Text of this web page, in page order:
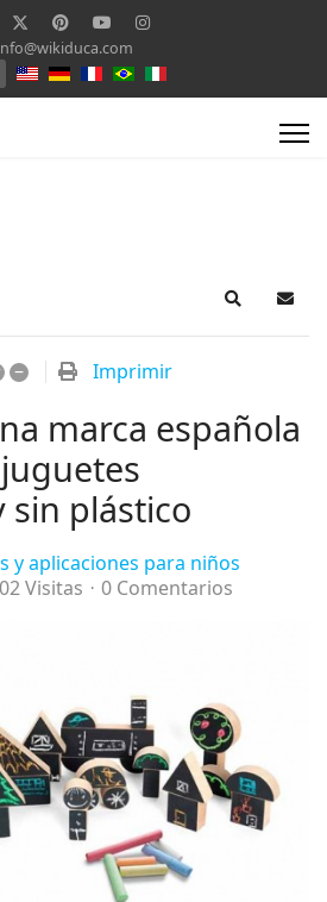
su idioma
Search
– Imprimir
marca española
sin plástico
y aplicaciones para niños
Visitas 0 Comentarios